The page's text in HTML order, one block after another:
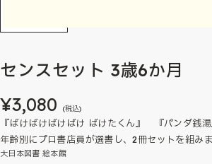
センスセット 3歳6か月
¥3,080 (税込)
『ばけばけばけばけ ばけたくん』 『パンダ銭湯
年齢別にプロ書店員が選書し、2冊セットを組み
大日本図書 絵本館